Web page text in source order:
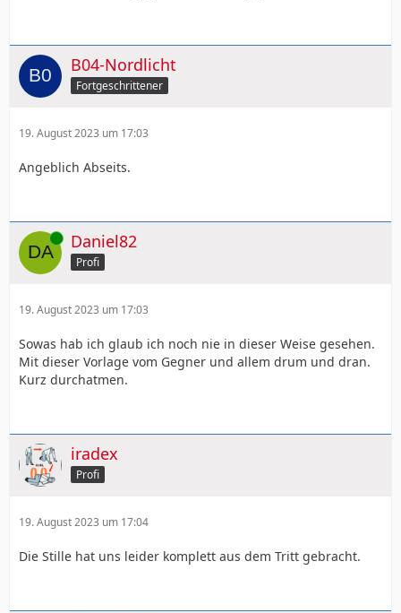
B04-Nordlicht
Fortgeschrittener
19. August 2023 um 17:03
Angeblich Abseits.
Online Daniel82
Profi
19. August 2023 um 17:03
Sowas hab ich glaub ich noch nie in dieser Weise gesehen.
Mit dieser Vorlage vom Gegner und allem drum und dran.
Kurz durchatmen.
iradex
Profi
19. August 2023 um 17:04
Die Stille hat uns leider komplett aus dem Tritt gebracht.